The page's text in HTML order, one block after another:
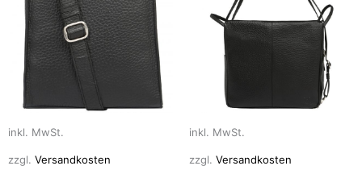
inkl. MwSt.
zzgl. Versandkosten
mehrere
Varianten
auf.
Optionen
können
Produktseite
inkl. MwSt.
zzgl. Versandkosten
mehrere
Varianten
können
Produktseite